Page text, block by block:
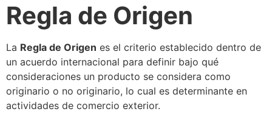
Regla de Origen
La Regla de Origen es el criterio establecido dentro de
un acuerdo internacional para definir bajo qué
consideraciones un producto se considera como
originario o no originario, lo cual es determinante en
actividades de comercio exterior.